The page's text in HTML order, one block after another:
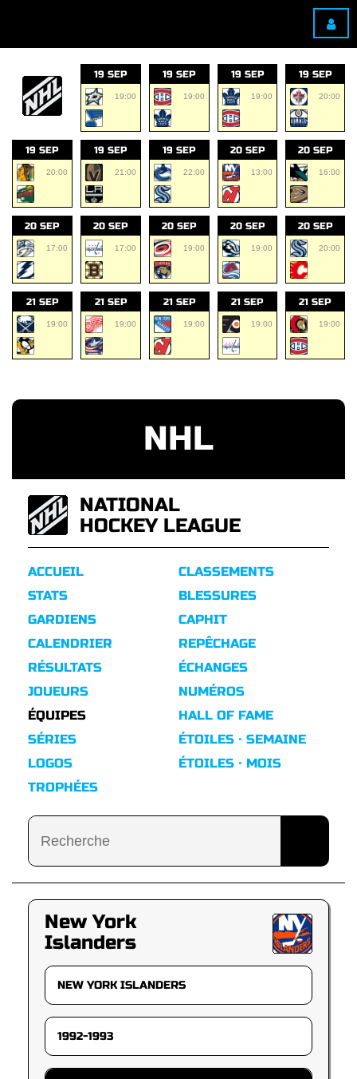
19 SEP
19:00
19 SEP
19:00
19 SEP
19:00
19 SEP
20:00
19 SEP
20:00
19 SEP
21:00
19 SEP
22:00
20 SEP
13:00
20 SEP
16:00
20 SEP
17:00
20 SEP
17:00
20 SEP
19:00
20 SEP
19:00
20 SEP
20:00
21 SEP
19:00
21 SEP
19:00
21 SEP
19:00
21 SEP
19:00
21 SEP
19:00
NHL
NATIONAL
HOCKEY LEAGUE
ACCUEIL
STATS
GARDIENS
CALENDRIER
RÉSULTATS
CLASSEMENTS
BLESSURES
CAPHIT
REPÊCHAGE
ÉCHANGES
JOUEURS
ÉQUIPES
SÉRIES
LOGOS
TROPHÉES
NUMÉROS
HALL OF FAME
ÉTOILES · SEMAINE
ÉTOILES · MOIS
New York
Islanders